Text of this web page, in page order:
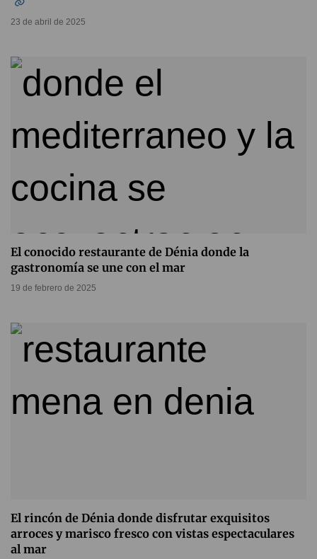
23 de abril de 2025
El conocido restaurante de Dénia donde la
gastronomía se une con el mar
19 de febrero de 2025
El rincón de Dénia donde disfrutar exquisitos
arroces y marisco fresco con vistas espectaculares
al mar